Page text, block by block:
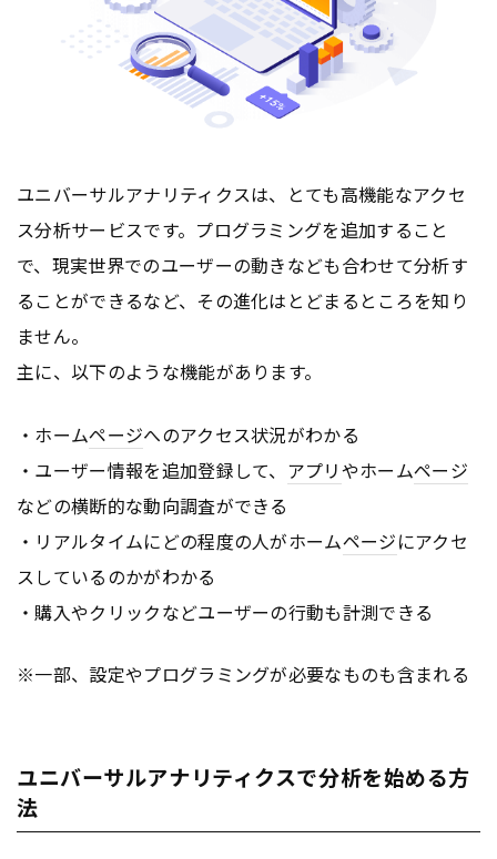
ユニバーサルアナリティクスは、とても高機能なアクセ
ス分析サービスです。プログラミングを追加すること
で、現実世界でのユーザーの動きなども合わせて分析す
ることができるなど、その進化はとどまるところを知り
ません。
主に、以下のような機能があります。
・ホームページへのアクセス状況がわかる
・ユーザー情報を追加登録して、 アプリやホームページ
などの横断的な動向調査ができる
・リアルタイムにどの程度の人がホームページにアクセ
スしているのかがわかる
・購入やクリックなどユーザーの行動も計測できる
※一部、設定やプログラミングが必要なものも含まれる
ユニバーサルアナリティクスで分析を始める方
法